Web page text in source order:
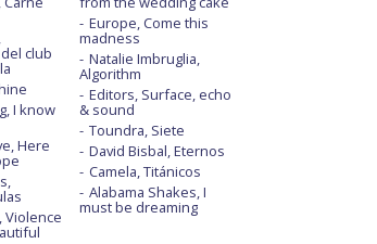
club
I know
Here
Violence
Europe, Come this
madness
Natalie Imbruglia,
Algorithm
Editors, Surface, echo
& sound
Toundra, Siete
David Bisbal, Eternos
Camela, Titánicos
Alabama Shakes, I
must be dreaming